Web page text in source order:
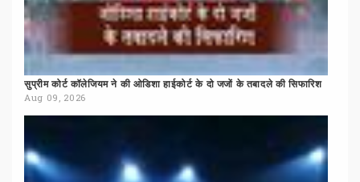
सुप्रीम कोर्ट कॉलेजियम ने की ओडिशा हाईकोर्ट के दो जजों के तबादले की सिफारिश
Aug 09, 2026